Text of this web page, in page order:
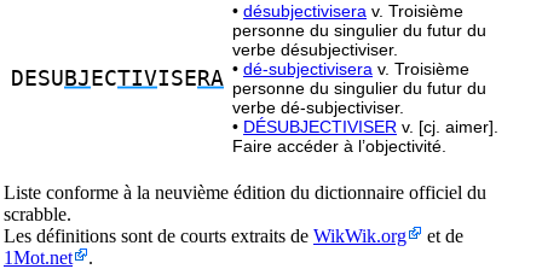
DESU BJ ECTIVISE RA
• désubjectivisera v. Troisième
personne du singulier du futur du
verbe désubjectiviser.
• dé-subjectivisera v. Troisième
personne du singulier du futur du
verbe dé-subjectiviser.
• DÉSUBJECTIVISER v. [cj. aimer].
Faire accéder à l’objectivité.
Liste conforme à la neuvième édition du dictionnaire officiel du
scrabble.
Les définitions sont de courts extraits de WikWik.org
et de
1Mot.net
.